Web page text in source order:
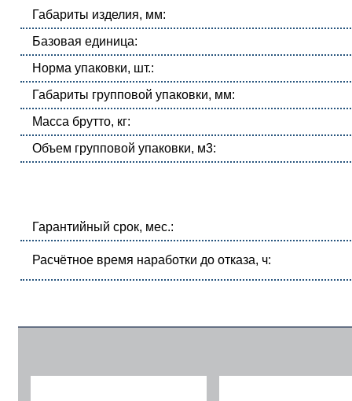
Габариты изделия, мм:
Базовая единица:
Норма упаковки, шт.:
Габариты групповой упаковки, мм:
Масса брутто, кг:
Объем групповой упаковки, м3:
Гарантийный срок, мес.:
Расчётное время наработки до отказа, ч: